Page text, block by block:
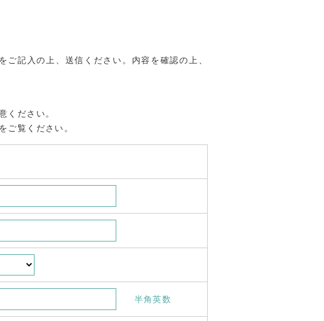
記入の上、送信ください。内容を確認の上、
ください。
をご覧ください。
半角英数